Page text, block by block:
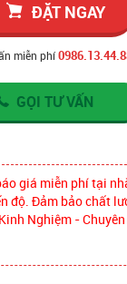
ĐẶT NGAY
miễn phí
GỌI TƯ VẤN
giá miễn phí tại
độ. Đảm bảo chất
Nghiệm -